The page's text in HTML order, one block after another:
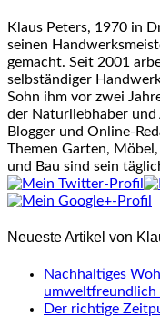
Klaus Peters, 1970 in
seinen
gemacht. Seit 2001
selbständiger
Sohn ihm vor zwei
der Naturliebhaber
Blogger und Online-
Themen Garten,
und Bau sind sein
Neueste Artikel von
Nachhaltiges
umweltfreundlich
Der richtige